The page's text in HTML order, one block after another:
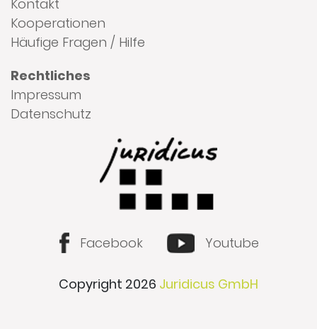
Kontakt
Kooperationen
Häufige Fragen / Hilfe
Rechtliches
Impressum
Datenschutz
Copyright 2026 Juridicus GmbH
Facebook Youtube